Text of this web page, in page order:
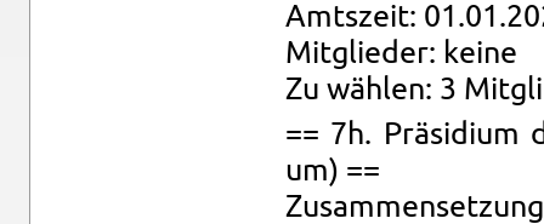
Amts­zeit:
Mit­glie­der: keine
Zu wäh­len: 3
== 7h. Prä­si­di­um
um) ==